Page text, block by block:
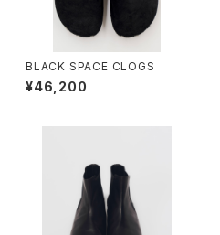
BLACK SPACE CLOGS
¥46,200